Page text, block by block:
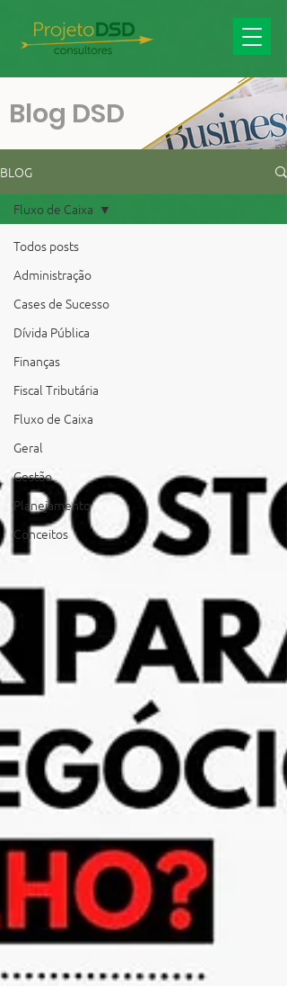
Blog DSD
BLOG
Todos posts
Administração
Cases de Sucesso
Dívida Pública
Finanças
Fiscal Tributária
Fluxo de Caixa
Geral
Gestão
Planejamento
Conceitos
Fluxo de Caixa